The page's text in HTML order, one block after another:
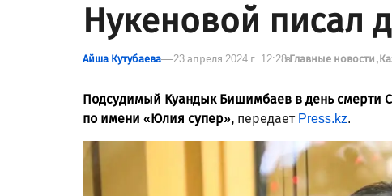
Нукеновой писал
Айша Кутубаева 23 апреля 2024 г. 12:28вГлавные новости
Подсудимый Куандык Бишимбаев в день смерти
по имени «Юлия супер», передает Press.kz.